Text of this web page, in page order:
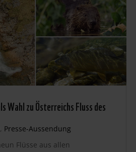
zu Österreichs Fluss des
, Presse-Aussendung
Flüsse aus allen